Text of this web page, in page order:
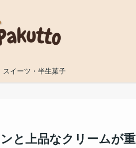
スイーツ・半生菓子
と上品なクリームが重